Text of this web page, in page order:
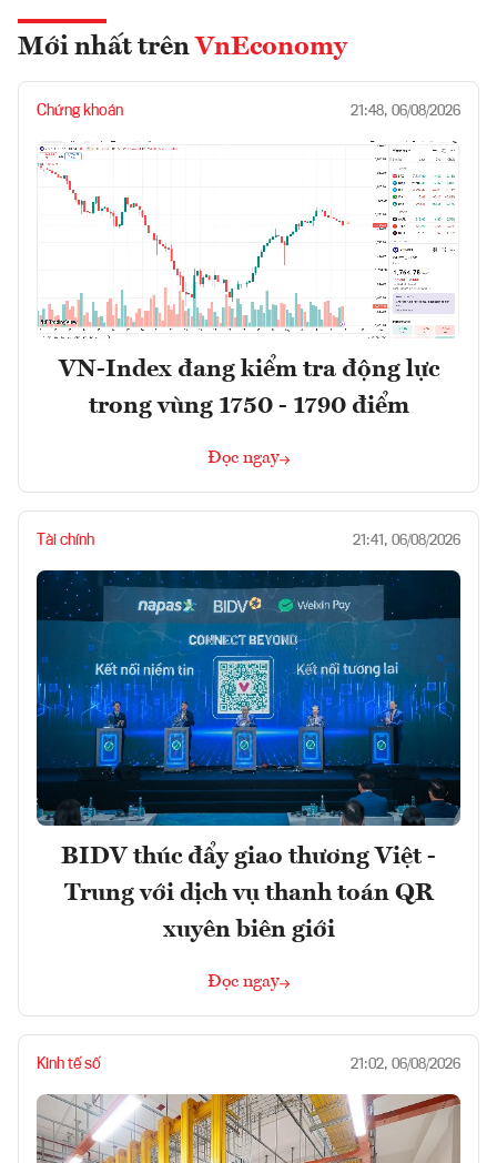
Mới nhất trên VnEconomy
Chứng khoán 21:48, 06/08/2026
VN-Index đang kiểm tra động lực
trong vùng 1750 - 1790 điểm
Đọc ngay
Tài chính 21:41, 06/08/2026
BIDV thúc đẩy giao thương Việt -
Trung với dịch vụ thanh toán QR
xuyên biên giới
Đọc ngay
Kinh tế số 21:02, 06/08/2026